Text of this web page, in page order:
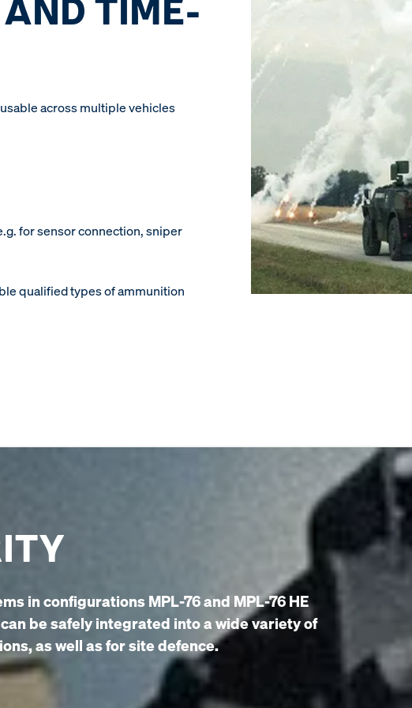
across multiple vehicles
for sensor connection, sniper
qualified types of ammunition
in configurations MPL-76 and MPL-76 HE
be safely integrated into a wide variety of
as well as for site defence.